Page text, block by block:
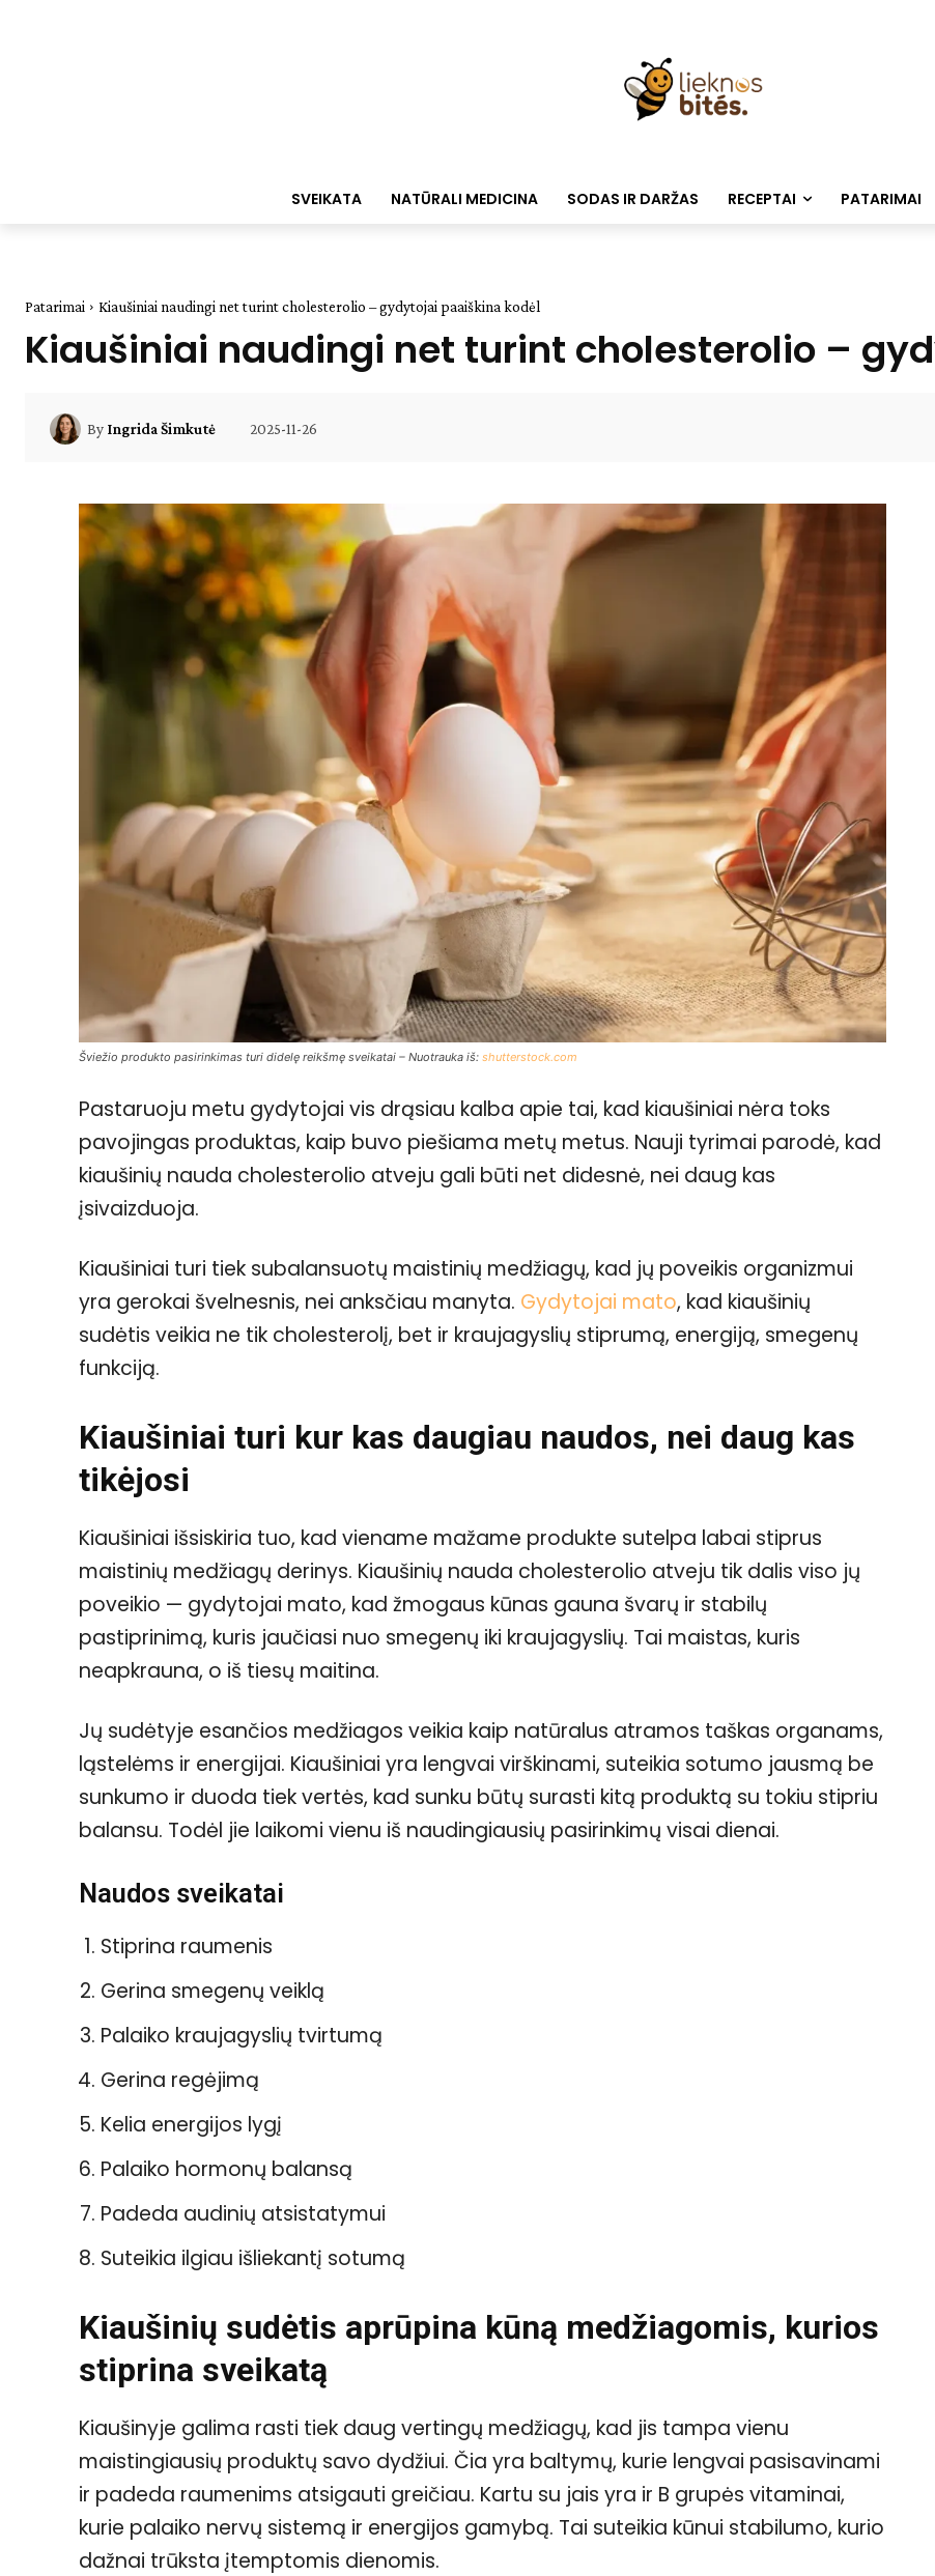
SVEIKATA NATŪRALI MEDICINA SODAS IR DARŽAS RECEPTAI PATARIMAI
Patarimai Kiaušiniai naudingi net turint cholesterolio – gydytojai paaiškina kodėl
Kiaušiniai naudingi net turint cholesterolio –
By Ingrida Šimkutė 2025-11-26
Šviežio produkto pasirinkimas turi didelę reikšmę sveikatai – Nuotrauka iš: shutterstock.com
Pastaruoju metu gydytojai vis drąsiau kalba apie tai, kad kiaušiniai nėra toks
pavojingas produktas, kaip buvo piešiama metų metus. Nauji tyrimai parodė, kad
kiaušinių nauda cholesterolio atveju gali būti net didesnė, nei daug kas
įsivaizduoja.
Kiaušiniai turi tiek subalansuotų maistinių medžiagų, kad jų poveikis organizmui
yra gerokai švelnesnis, nei anksčiau manyta. Gydytojai mato, kad kiaušinių
sudėtis veikia ne tik cholesterolį, bet ir kraujagyslių stiprumą, energiją, smegenų
funkciją.
Kiaušiniai turi kur kas daugiau naudos, nei daug kas
tikėjosi
Kiaušiniai išsiskiria tuo, kad viename mažame produkte sutelpa labai stiprus
maistinių medžiagų derinys. Kiaušinių nauda cholesterolio atveju tik dalis viso jų
poveikio — gydytojai mato, kad žmogaus kūnas gauna švarų ir stabilų
pastiprinimą, kuris jaučiasi nuo smegenų iki kraujagyslių. Tai maistas, kuris
neapkrauna, o iš tiesų maitina.
Jų sudėtyje esančios medžiagos veikia kaip natūralus atramos taškas organams,
ląstelėms ir energijai. Kiaušiniai yra lengvai virškinami, suteikia sotumo jausmą be
sunkumo ir duoda tiek vertės, kad sunku būtų surasti kitą produktą su tokiu stipriu
balansu. Todėl jie laikomi vienu iš naudingiausių pasirinkimų visai dienai.
Naudos sveikatai
Stiprina raumenis
Gerina smegenų veiklą
Palaiko kraujagyslių tvirtumą
Gerina regėjimą
Kelia energijos lygį
Palaiko hormonų balansą
Padeda audinių atsistatymui
Suteikia ilgiau išliekantį sotumą
Kiaušinių sudėtis aprūpina kūną medžiagomis, kurios
stiprina sveikatą
Kiaušinyje galima rasti tiek daug vertingų medžiagų, kad jis tampa vienu
maistingiausių produktų savo dydžiui. Čia yra baltymų, kurie lengvai pasisavinami
ir padeda raumenims atsigauti greičiau. Kartu su jais yra ir B grupės vitaminai,
kurie palaiko nervų sistemą ir energijos gamybą. Tai suteikia kūnui stabilumo, kurio
dažnai trūksta įtemptomis dienomis.